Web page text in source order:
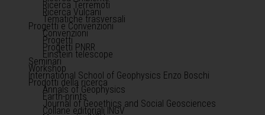
Ricerca Terremoti
Ricerca Vulcani
Tematiche trasversali
Progetti e Convenzioni
Convenzioni
Progetti
Progetti PNRR
Einstein telescope
Seminari
Workshop
International School of Geophysics Enzo Boschi
Prodotti della ricerca
Annals of Geophysics
Earth-prints
Journal of Geoethics and Social Geosciences
Collane editoriali INGV